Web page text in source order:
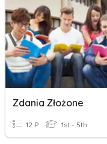
Zdania Złożone
12 P 1st - 5th